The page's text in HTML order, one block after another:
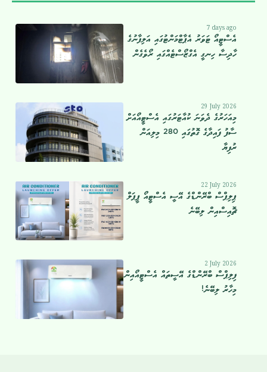
7 days ago
އެސްޓީއޯ ޓަވަރު އެޕާޓްމަންޓުގައި އަލިފާނުގެ
ހާދިސާ ހިނގީ އެގްޒޯސްޓެއްގައި ރޯވެގެން
29 July 2026
މިއަހަރުގެ ދެވަނަ ކުއާޓަރުގައި އެސްޓީއޯއަށް
ސާފު ފައިދާގެ ގޮތުގައި 280 މިލިއަން
ރުފިޔާ
22 July 2026
ޕިލިޕްސް ބްރޭންޑްގެ އޭސީ އެސްޓީއޯ ޕީޕަލް
ޗޮއިސްއިން ލިބޭނެ
2 July 2026
ފިލިޕްސް ބްރޭންޑްގެ އޭސީތައް އެސްޓީއޯއިން
މިހާރު ލިބޭނެ!